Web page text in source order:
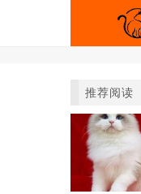
推荐阅读